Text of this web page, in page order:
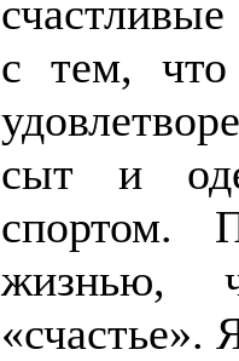
с тем, что
сыт и
спортом.
жизнью,
«счастье».